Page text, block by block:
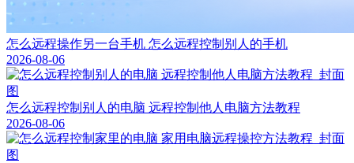
怎么远程操作另一台手机 怎么远程控制别人的手机
2026-08-06
怎么远程控制别人的电脑 远程控制他人电脑方法教程
2026-08-06